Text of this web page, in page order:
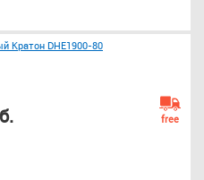
Кратон DHE1900-80
free